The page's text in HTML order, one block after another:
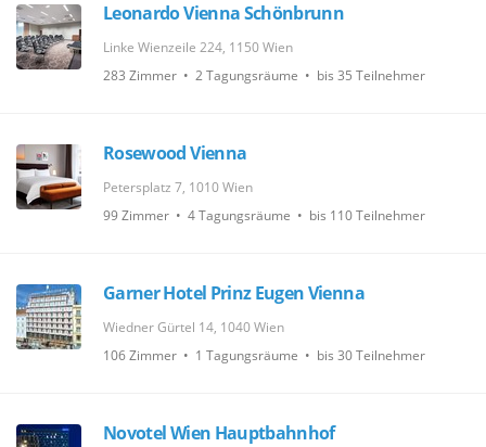
Leonardo Vienna Schönbrunn
Linke Wienzeile 224, 1150 Wien
283 Zimmer • 2 Tagungsräume • bis 35 Teilnehmer
Rosewood Vienna
Petersplatz 7, 1010 Wien
99 Zimmer • 4 Tagungsräume • bis 110 Teilnehmer
Garner Hotel Prinz Eugen Vienna
Wiedner Gürtel 14, 1040 Wien
106 Zimmer • 1 Tagungsräume • bis 30 Teilnehmer
Novotel Wien Hauptbahnhof